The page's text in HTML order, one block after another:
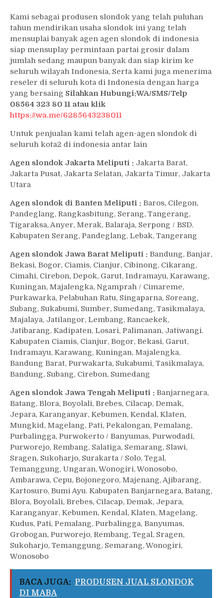
Kami sebagai produsen slondok yang telah puluhan
tahun mendirikan usaha slondok ini yang telah
mensuplai banyak agen agen slondok di indonesia
siap mensuplay permintaan partai grosir dalam
jumlah sedang maupun banyak dan siap kirim ke
seluruh wilayah Indonesia, Serta kami juga menerima
reseler di seluruh kota di Indonesia dengan harga
yang bersaing Silahkan Hubungi:WA/SMS/Telp
08564 323 80 11 atau klik
https://wa.me/6285643238011
Untuk penjualan kami telah agen-agen slondok di
seluruh kota2 di indonesia antar lain
Agen slondok Jakarta Meliputi : Jakarta Barat,
Jakarta Pusat, Jakarta Selatan, Jakarta Timur, Jakarta
Utara
Agen slondok di Banten Meliputi : Baros, Cilegon,
Pandeglang, Rangkasbitung, Serang, Tangerang,
Tigaraksa, Anyer, Merak, Balaraja, Serpong / BSD.
Kabupaten Serang, Pandeglang, Lebak, Tangerang
Agen slondok Jawa Barat Meliputi : Bandung, Banjar,
Bekasi, Bogor, Ciamis, Cianjur, Cibinong, Cikarang,
Cimahi, Cirebon, Depok, Garut, Indramayu, Karawang,
Kuningan, Majalengka, Ngamprah / Cimareme,
Purkawarka, Pelabuhan Ratu, Singaparna, Soreang,
Subang, Sukabumi, Sumber, Sumedang, Tasikmalaya,
Majalaya, Jatilangor, Lembang, Rancaekek,
Jatibarang, Kadipaten, Losari, Palimanan, Jatiwangi.
Kabupaten Ciamis, Cianjur, Bogor, Bekasi, Garut,
Indramayu, Karawang, Kuningan, Majalengka,
Bandung Barat, Purwakarta, Sukabumi, Tasikmalaya,
Bandung, Subang, Cirebon, Sumedang
Agen slondok Jawa Tengah Meliputi : Banjarnegara,
Batang, Blora, Boyolali, Brebes, Cilacap, Demak,
Jepara, Karanganyar, Kebumen, Kendal, Klaten,
Mungkid, Magelang, Pati, Pekalongan, Pemalang,
Purbalingga, Purwokerto / Banyumas, Purwodadi,
Purworejo, Rembang, Salatiga, Semarang, Slawi,
Sragen, Sukoharjo, Surakarta / Solo, Tegal,
Temanggung, Ungaran, Wonogiri, Wonosobo,
Ambarawa, Cepu, Bojonegoro, Majenang, Ajibarang,
Kartosuro, Bumi Ayu. Kabupaten Banjarnegara, Batang,
Blora, Boyolali, Brebes, Cilacap, Demak, Jepara,
Karanganyar, Kebumen, Kendal, Klaten, Magelang,
Kudus, Pati, Pemalang, Purbalingga, Banyumas,
Grobogan, Purworejo, Rembang, Tegal, Sragen,
Sukoharjo, Temanggung, Semarang, Wonogiri,
Wonosobo
BACA JUGA: PRODUSEN JUAL SLONDOK
DI MABA